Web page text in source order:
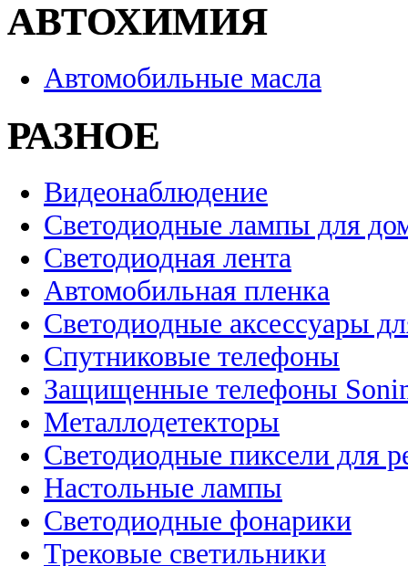
АВТОХИМИЯ
Автомобильные масла
РАЗНОЕ
Видеонаблюдение
Светодиодные лампы для
Светодиодная лента
Автомобильная пленка
Светодиодные аксессуары
Спутниковые телефоны
Защищенные телефоны
Металлодетекторы
Светодиодные пиксели для
Настольные лампы
Светодиодные фонарики
Трековые светильники